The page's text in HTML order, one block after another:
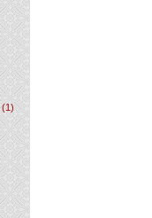
(1)